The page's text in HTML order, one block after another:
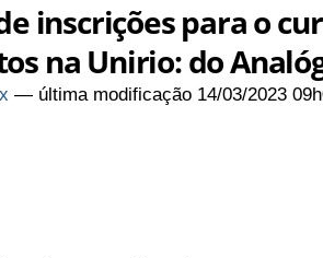
inscrições para o
na Unirio: do
— última modificação 14/03/2023